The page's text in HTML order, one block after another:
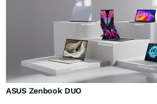
ASUS Zenbook DUO